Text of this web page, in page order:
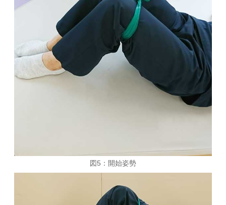
図5：開始姿勢